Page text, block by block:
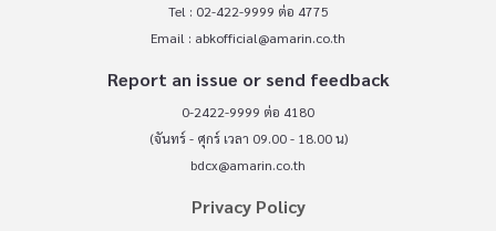
Tel : 02-422-9999 ต่อ 4775
Email : abkofficial@amarin.co.th
Report an issue or send feedback
0-2422-9999 ต่อ 4180
(จันทร์ - ศุกร์ เวลา 09.00 - 18.00 น)
bdcx@amarin.co.th
Privacy Policy